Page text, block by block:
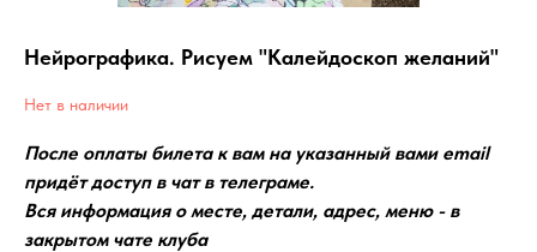
Нейрографика. Рисуем "Калейдоскоп желаний"
Нет в наличии
После оплаты билета к вам на указанный вами email
придёт доступ в чат в телеграме.
Вся информация о месте, детали, адрес, меню - в
закрытом чате клуба